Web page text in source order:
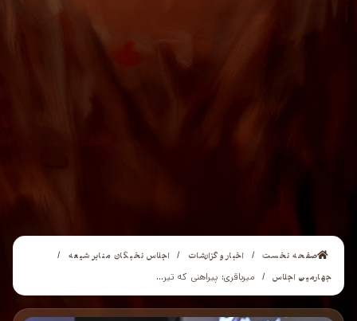
صفحه نخست / اخبار و گزارشات / اجلاس نخبگان منابر شیعه /
جهارمین اجلاس / میرباقری: پیراهنی که تیر...